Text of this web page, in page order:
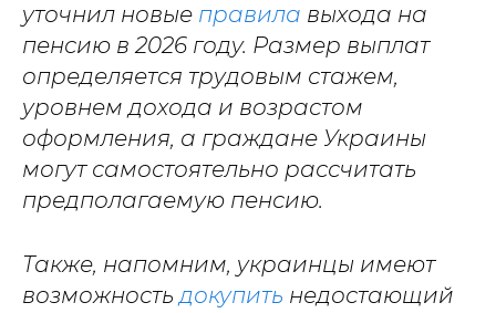
уточнил новые правила выхода на
пенсию в 2026 году. Размер выплат
определяется трудовым стажем,
уровнем дохода и возрастом
оформления, а граждане Украины
могут самостоятельно рассчитать
предполагаемую пенсию.
Также, напомним, украинцы имеют
возможностьдокупить недостающий